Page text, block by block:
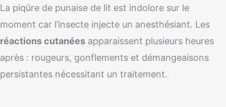
La piqûre de punaise de lit est indolore sur le
moment car l’insecte injecte un anesthésiant. Les
réactions cutanées apparaissent plusieurs heures
après : rougeurs, gonflements et démangeaisons
persistantes nécessitant un traitement.